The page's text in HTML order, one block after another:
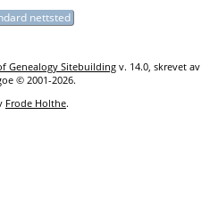
nettsted
Genealogy Sitebuildingv. 14.0, skrevet av
© 2001-2026.
Frode Holthe.